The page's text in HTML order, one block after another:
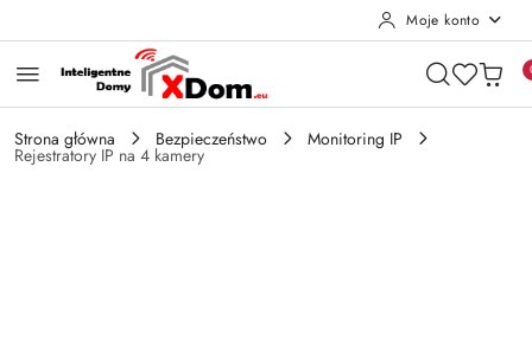
Moje konto
Strona główna Bezpieczeństwo Monitoring IP
Rejestratory IP na 4 kamery